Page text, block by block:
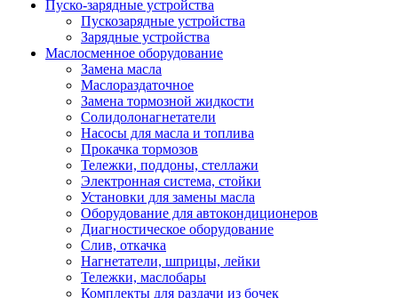
Пуско-зарядные устройства
Пускозарядные устройства
Зарядные устройства
Маслосменное оборудование
Замена масла
Маслораздаточное
Замена тормозной жидкости
Солидолонагнетатели
Насосы для масла и топлива
Прокачка тормозов
Тележки, поддоны, стеллажи
Электронная система, стойки
Установки для замены масла
Оборудование для автокондиционеров
Диагностическое оборудование
Слив, откачка
Нагнетатели, шприцы, лейки
Тележки, маслобары
Комплекты для раздачи из бочек